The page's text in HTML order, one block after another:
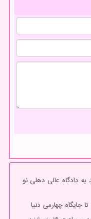
دادگاه عالی دهلی نو